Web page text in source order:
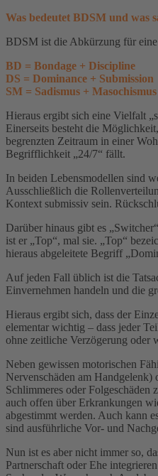
Was bedeutet BDSM und was
BDSM ist die Abkürzung für
BD = Bondage + Discipline
DS = Dominance + Submission
SM = Sadismus + Masochismus
Hieraus ergibt sich eine Vielfalt
Einerseits besteht die
begrenzten Zeitraum in einer
Begrifflichkeit „24/7“ fällt.
In beiden Lebensmodellen sind
Ausschließlich die
Kontext submissiv sein.
Darüber hinaus gibt es
ist er „Top“, mal sie. „Top“
hieraus abgeleitete Begriff
Auf jeden Fall üblich ist die
Einvernehmen handeln und die
Hieraus ergibt sich, dass der
elementar wichtig – dass jeder
ohne zeitliche Verzögerung oder
Neben gewissen motorischen
Nervenschäden am Handgelenk)
Schlimmeres oder
auch offen über Erkrankungen
abgestimmt werden. Auch kann
sind ausführliche Vor- und
Nun ist es aber nicht immer so,
Partnerschaft oder Ehe